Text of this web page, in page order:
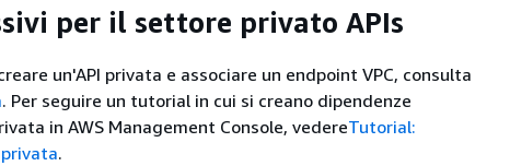
per il settore privato APIs
un'API privata e associare un endpoint VPC, consulta
. Per seguire un tutorial in cui si creano dipendenze
in AWS Management Console, vedereTutorial:
privata.